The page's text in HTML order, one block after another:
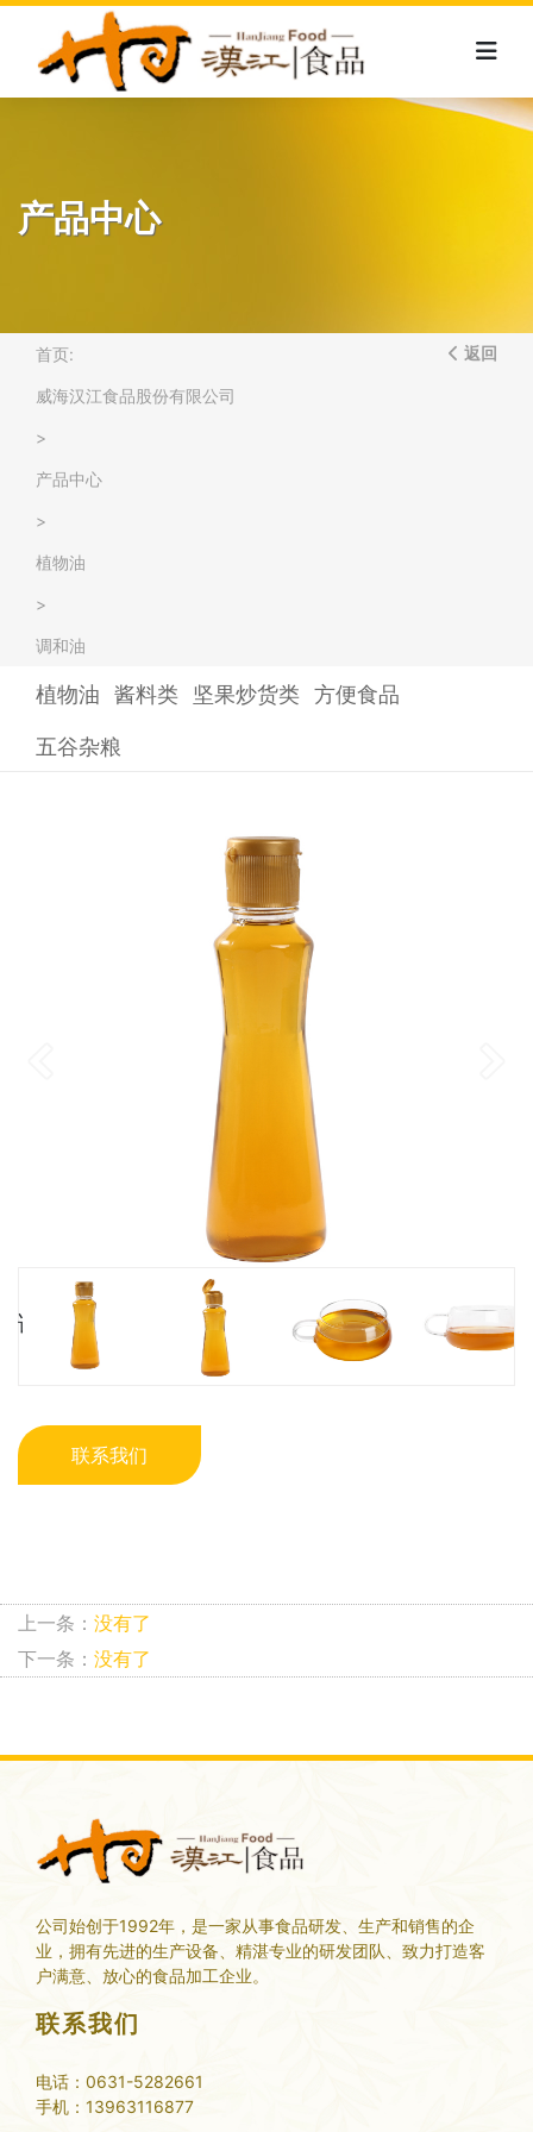
产品中心
首页:
威海汉江食品股份有限公司
>
产品中心
>
植物油
>
调和油
返回
植物油 酱料类 坚果炒货类 方便食品
五谷杂粮
调和油
联系我们
上一条： 没有了
下一条： 没有了
公司始创于1992年，是一家从事食品研发、生产和销售的企
业，拥有先进的生产设备、精湛专业的研发团队、致力打造客
户满意、放心的食品加工企业。
联系我们
电话：0631-5282661
手机：13963116877